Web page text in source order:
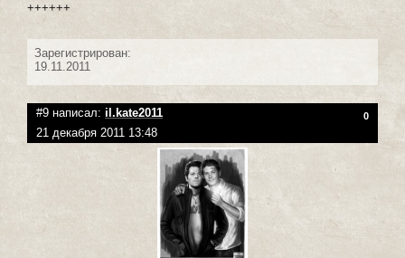
++++++
Зарегистрирован:
19.11.2011
#9 написал: il.kate2011 0
21 декабря 2011 13:48